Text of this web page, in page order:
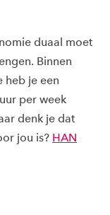
duaal moet
Binnen
heb je een
per week
denk je dat
jou is? HAN